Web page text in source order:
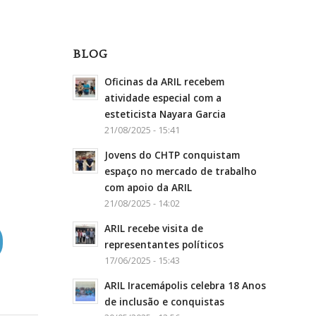
BLOG
Oficinas da ARIL recebem
atividade especial com a
esteticista Nayara Garcia
21/08/2025 - 15:41
Jovens do CHTP conquistam
espaço no mercado de trabalho
com apoio da ARIL
21/08/2025 - 14:02
ARIL recebe visita de
representantes políticos
17/06/2025 - 15:43
ARIL Iracemápolis celebra 18 Anos
de inclusão e conquistas